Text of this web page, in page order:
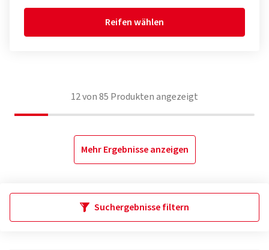
Reifen wählen
12von85 Produkten angezeigt
Mehr Ergebnisse anzeigen
Suchergebnisse filtern